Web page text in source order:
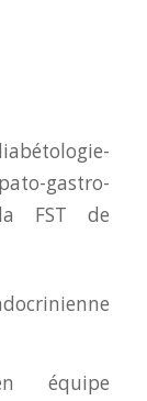
gastro-
FST de
équipe